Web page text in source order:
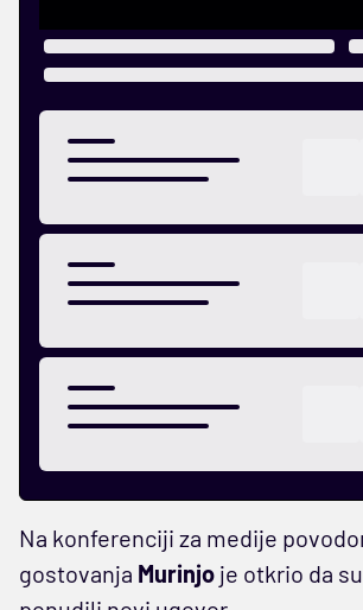
Na konferenciji za medije
gostovanja Murinjo je otkrio da